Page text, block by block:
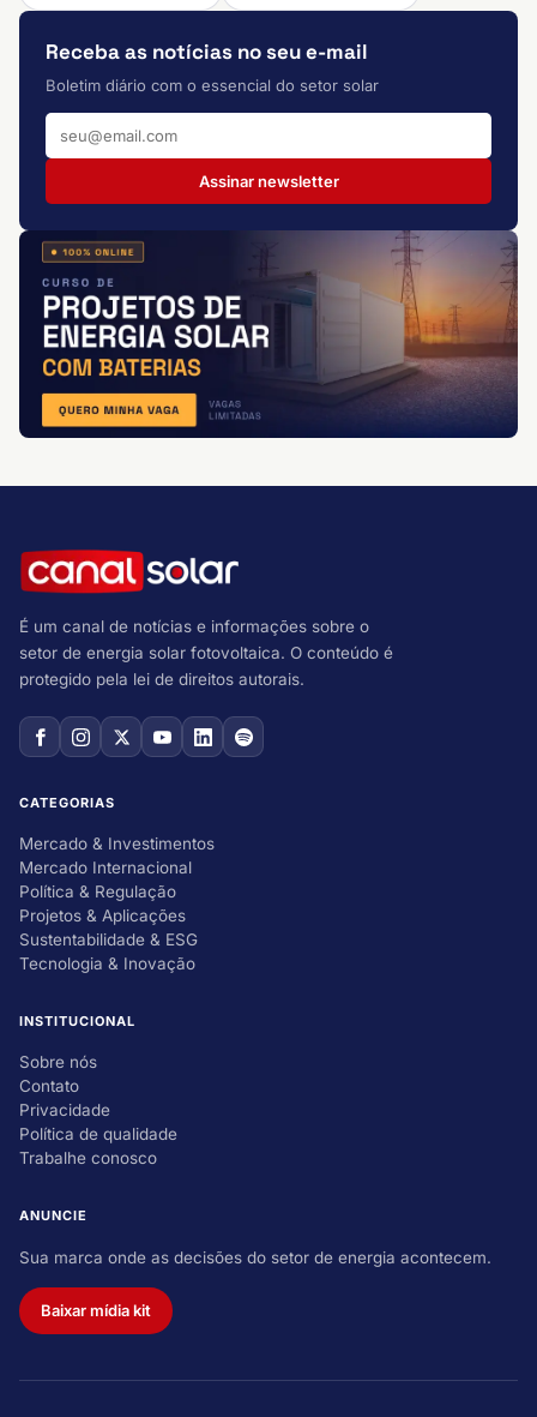
Receba as notícias no seu e-mail
Boletim diário com o essencial do setor solar
Assinar newsletter
É um canal de notícias e informações sobre o
setor de energia solar fotovoltaica. O conteúdo é
protegido pela lei de direitos autorais.
CATEGORIAS
Mercado & Investimentos
Mercado Internacional
Política & Regulação
Projetos & Aplicações
Sustentabilidade & ESG
Tecnologia & Inovação
INSTITUCIONAL
Sobre nós
Contato
Privacidade
Política de qualidade
Trabalhe conosco
ANUNCIE
Sua marca onde as decisões do setor de energia acontecem.
Baixar mídia kit